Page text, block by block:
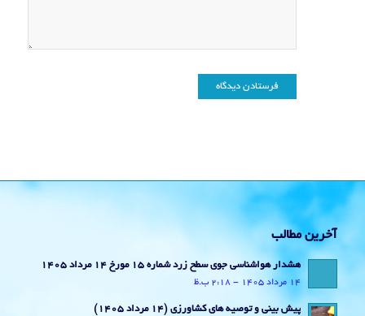
آخرین مطالب
هشدار هواشناسی جوی سطح زرد شماره 15 مورخ 14 مرداد 1405
14 مرداد 1405 - 2:18 ب.ظ
پیش بینی و توصیه های کشاورزی (14 مرداد ۱۴۰۵)